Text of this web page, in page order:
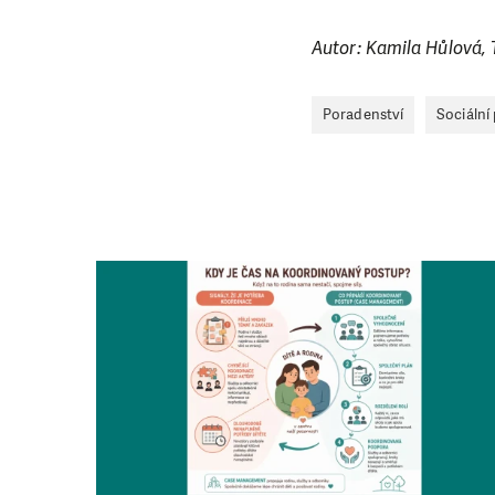
Autor: Kamila Hůlová,
Poradenství Sociální
LÍBÍ
Abychom
rozhodnete